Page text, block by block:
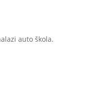
auto škola.